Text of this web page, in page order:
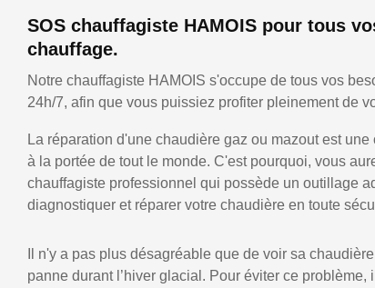
SOS chauffagiste HAMOIS pour tous
chauffage.
Notre chauffagiste HAMOIS s'occupe de tous vos
24h/7, afin que vous puissiez profiter pleinement de
La réparation d'une chaudière gaz ou mazout est
à la portée de tout le monde. C'est pourquoi, vous
chauffagiste professionnel qui possède un outillage
diagnostiquer et réparer votre chaudière en toute
Il n'y a pas plus désagréable que de voir sa
panne durant l’hiver glacial. Pour éviter ce problème,